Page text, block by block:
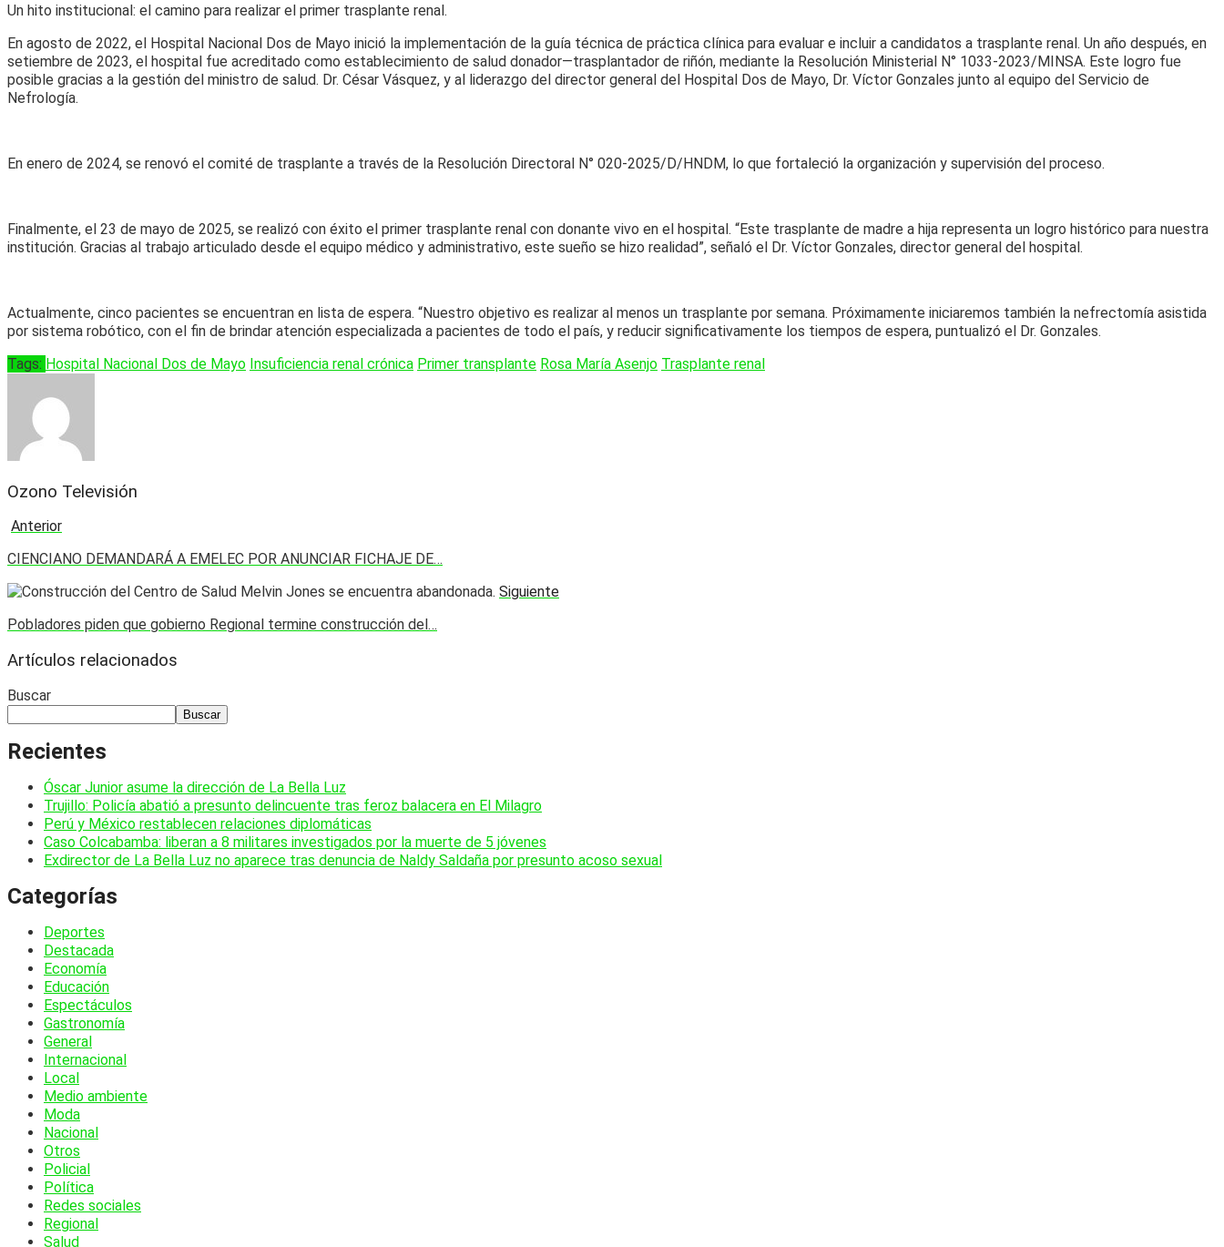
Un hito institucional: el camino para realizar el primer trasplante renal.
En agosto de 2022, el Hospital Nacional Dos de Mayo inició la implementación de la guía técnica de práctica clínica para evaluar e incluir a candidatos a trasplante renal. Un año después, en
setiembre de 2023, el hospital fue acreditado como establecimiento de salud donador—trasplantador de riñón, mediante la Resolución Ministerial N° 1033-2023/MINSA. Este logro fue
posible gracias a la gestión del ministro de salud. Dr. César Vásquez, y al liderazgo del director general del Hospital Dos de Mayo, Dr. Víctor Gonzales junto al equipo del Servicio de
Nefrología.
En enero de 2024, se renovó el comité de trasplante a través de la Resolución Directoral N° 020-2025/D/HNDM, lo que fortaleció la organización y supervisión del proceso.
Finalmente, el 23 de mayo de 2025, se realizó con éxito el primer trasplante renal con donante vivo en el hospital. “Este trasplante de madre a hija representa un logro histórico para nuestra
institución. Gracias al trabajo articulado desde el equipo médico y administrativo, este sueño se hizo realidad”, señaló el Dr. Víctor Gonzales, director general del hospital.
Actualmente, cinco pacientes se encuentran en lista de espera. “Nuestro objetivo es realizar al menos un trasplante por semana. Próximamente iniciaremos también la nefrectomía asistida
por sistema robótico, con el fin de brindar atención especializada a pacientes de todo el país, y reducir significativamente los tiempos de espera, puntualizó el Dr. Gonzales.
Tags: Hospital Nacional Dos de Mayo Insuficiencia renal crónica Primer transplante Rosa María Asenjo Trasplante renal
Ozono Televisión
Anterior
CIENCIANO DEMANDARÁ A EMELEC POR ANUNCIAR FICHAJE DE…
Siguiente
Pobladores piden que gobierno Regional termine construcción del…
Artículos relacionados
Buscar
Buscar
Recientes
Óscar Junior asume la dirección de La Bella Luz
Trujillo: Policía abatió a presunto delincuente tras feroz balacera en El Milagro
Perú y México restablecen relaciones diplomáticas
Caso Colcabamba: liberan a 8 militares investigados por la muerte de 5 jóvenes
Exdirector de La Bella Luz no aparece tras denuncia de Naldy Saldaña por presunto acoso sexual
Categorías
Deportes
Destacada
Economía
Educación
Espectáculos
Gastronomía
General
Internacional
Local
Medio ambiente
Moda
Nacional
Otros
Policial
Política
Redes sociales
Regional
Salud